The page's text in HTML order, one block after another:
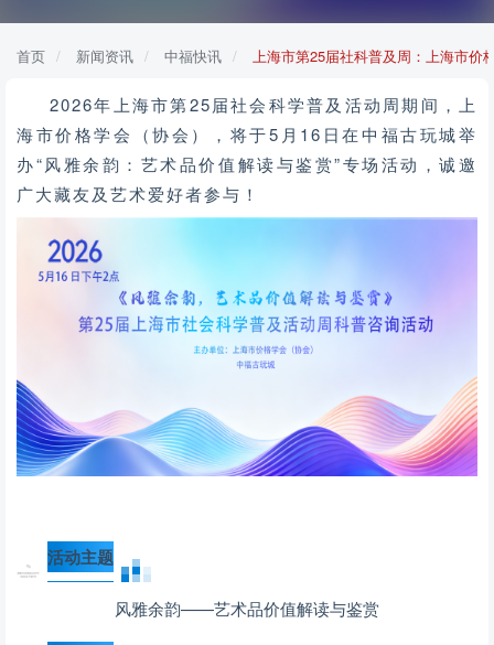
首页 新闻资讯 中福快讯 上海市第25届社科普及周：上海市
2026年上海市第25届社会科学普及活动周期间，上
海市价格学会（协会），将于5月16日在中福古玩城举
办“风雅余韵：艺术品价值解读与鉴赏”专场活动，诚邀
广大藏友及艺术爱好者参与！
活动主题
风雅余韵——艺术品价值解读与鉴赏